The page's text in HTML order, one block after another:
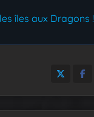
îles aux Dragons !